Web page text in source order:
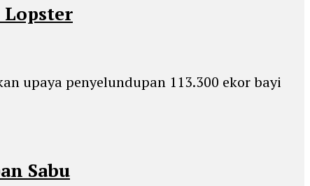
Lopster
upaya penyelundupan 113.300 ekor bayi
Sabu